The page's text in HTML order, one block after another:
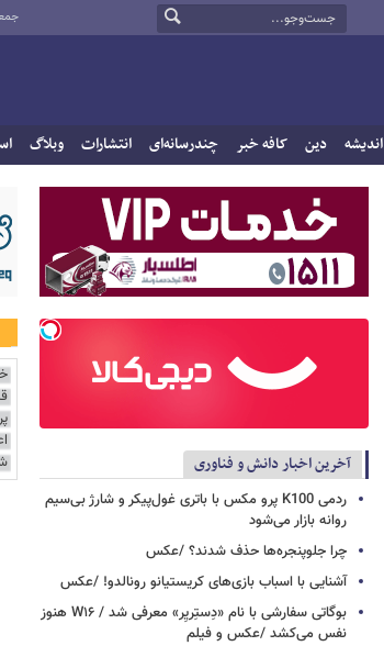
جمعه ۱۶
اندیشه دین کافه خبر چندرسانه‌ای انتشارات وبلاگ
آخرین اخبار دانش و فناوری
ردمی K100 پرو مکس با باتری غول‌پیکر و شارژ بی‌سیم
روانه بازار می‌شود
چرا جلوپنجره‌ها حذف شدند؟ /عکس
آشنایی با اسباب‌ بازی‌های کریستیانو رونالدو! /عکس
بوگاتی سفارشی با نام «دِستِریِر» معرفی شد / W۱۶ هنوز
نفس می‌کشد /عکس و فیلم